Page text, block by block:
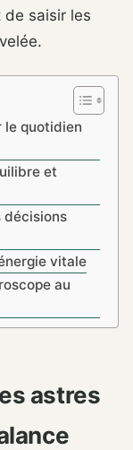
de saisir les
le quotidien
et
décisions
vitale
au
astres